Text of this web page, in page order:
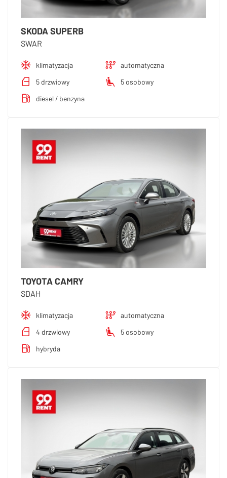
SKODA SUPERB
SWAR
klimatyzacja
automatyczna
5 drzwiowy
5 osobowy
diesel / benzyna
TOYOTA CAMRY
SDAH
klimatyzacja
automatyczna
4 drzwiowy
5 osobowy
hybryda